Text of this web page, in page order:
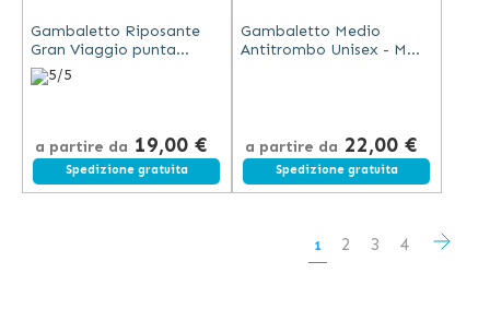
Gambaletto Riposante
Gran Viaggio punta
chiusa Unisex - Scudotex
- 100 den - mm Hg 14-17
5/5
a partire da 19,00 €
Spedizione gratuita
Gambaletto Medio
Antitrombo Unisex - Mm
a partire da 22,00 €
Spedizione gratuita
Pagina
Attualmente
1 Pagina
2 Pagina
3 Pagina
4